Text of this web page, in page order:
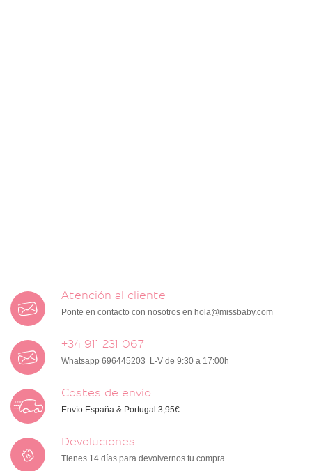
Atención al cliente
Ponte en contacto con nosotros en hola@missbaby.com
+34 911 231 067
Whatsapp 696445203 L-V de 9:30 a 17:00h
Costes de envío
Envío España & Portugal 3,95€
Devoluciones
Tienes 14 días para devolvernos tu compra